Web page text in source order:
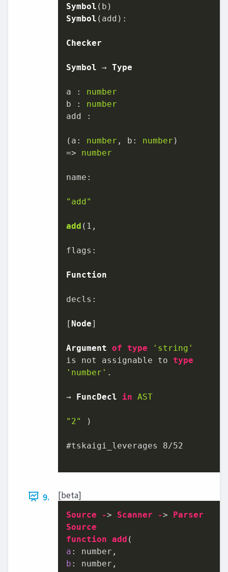
Symbol
Symbol (add):
Checker
Symbol → Type
a : number
b : number
add :
( a: number , b: number )
=>
number
name :
"add"
add ( 1 ,
flags :
Function
decls :
[ Node]
Argument of type
'string'
is not assignable to type
'number' .
→ FuncDecl in AST
"2" )
#tskaigi_leverages 8/52
9. [beta]
Source -> Scanner -> Parser
Source
function add
a
b : number,